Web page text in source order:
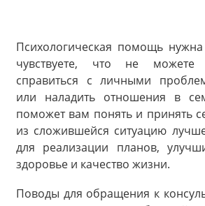
Психологическая помощь
чувствуете, что не можете
справиться с личными
или наладить отношения в
поможет вам понять и принять
из сложившейся ситуацию
для реализации планов,
здоровье и качество жизни.
Поводы для обращения к